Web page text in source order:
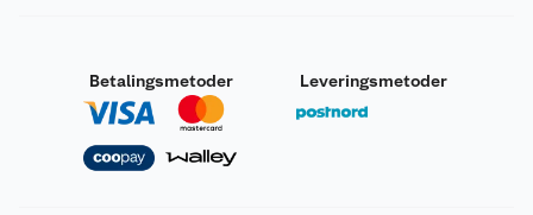
Betalingsmetoder Leveringsmetoder